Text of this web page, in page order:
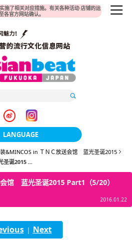
施了相关对应措施。有关各种活动·店铺的运
各官方网站确认。
LANGUAGE
日本語
한국어
English
&MINCOS in ＴＮＣ放送会馆 蓝光圣诞2015
圣诞2015 ...
馆 蓝光圣诞2015 Part1（5/20）
2016.01.22
| Next